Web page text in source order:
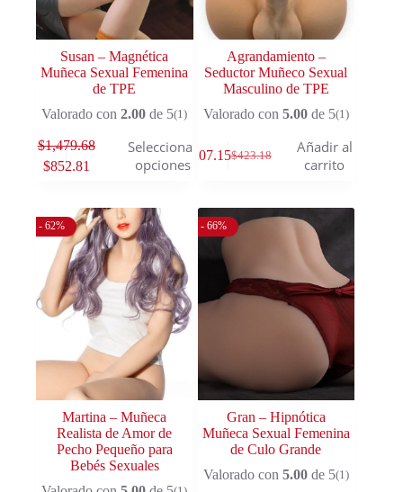
Susan – Magnética
Muñeca Sexual Femenina
de TPE
Valorado con2.00 de 5(1)
$1,479.68
$852.81
Seleccionar
opciones
Agrandamiento –
Seductor Muñeco Sexual
Masculino de TPE
Valorado con 5.00de 5(1)
$423.18
$207.15
Añadir al
carrito
- 62%
Martina – Muñeca
Realista de Amor de
Pecho Pequeño para
Bebés Sexuales
- 66%
Gran – Hipnótica
Muñeca Sexual Femenina
de Culo Grande
Valorado con 5.00de 5(1)